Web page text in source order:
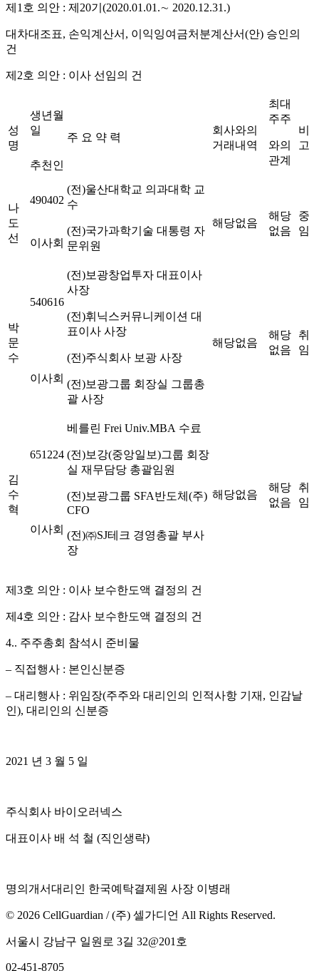
제 1 호 의안 : 제 20기 (2020.01.01.∼ 2020.12.31.)
대차대조표, 손익계산서 , 이익잉여금처분계산서(안) 승인의
건
제 2호 의안 : 이사 선임의 건
성
명
생년월
일
주 요 약 력
회사와의
거래내역
최대
주주
와의
관계
비
고
추천인
나
도
선
490402
(전)울산대학교 의과대학 교
수
(전)국가과학기술 대통령 자
문위원
해당없음
해당
없음
중
임
이사회
박
문
수
540616
(전)보광창업투자 대표이사
사장
(전)휘닉스커뮤니케이션 대
표이사 사장
(전)주식회사 보광 사장
(전)보광그룹 회장실 그룹총
괄 사장
해당없음
해당
없음
취
임
이사회
김
수
혁
651224
베를린 Frei Univ.MBA 수료
(전)보강(중앙일보)그룹 회장
실 재무담당 총괄임원
(전)보광그룹 SFA반도체 (주)
CFO
(전)㈜SJ테크 경영총괄 부사
장
해당없음
해당
없음
취
임
이사회
제 3호 의안 : 이사 보수한도액 결정의 건
제 4호 의안 : 감사 보수한도액 결정의 건
4.. 주주총회 참석시 준비물
– 직접행사 : 본인신분증
– 대리행사 : 위임장(주주와 대리인의 인적사항 기재 , 인감날
인), 대리인의 신분증
2021 년 3 월 5 일
주식회사 바이오러넥스
대표이사 배 석 철 (직인생략)
명의개서대리인 한국예탁결제원 사장 이병래
© 2026 CellGuardian / (주) 셀가디언 All Rights Reserved.
서울시 강남구 일원로 3길 32@201호
02-451-8705